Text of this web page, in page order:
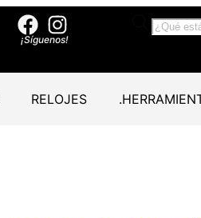
¡Síguenos!
RELOJES